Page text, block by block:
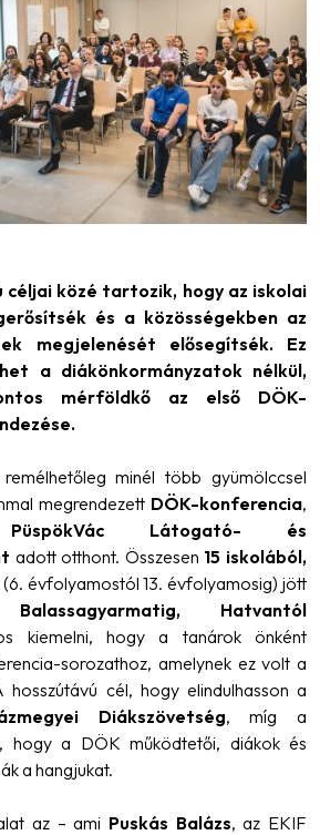
céljai közé tartozik, hogy az iskolai
és a közösségekben az
megjelenését elősegítsék. Ez
a diákönkormányzatok nélkül,
mérföldkő az első DÖK-
minél több gyümölccsel
megrendezett DÖK-konferencia,
PüspökVác Látogató- és
adott otthont. Összesen 15 iskolából,
(6. évfolyamostól 13. évfolyamosig) jött
Hatvantól
kiemelni, hogy a tanárok önként
sorozathoz, amelynek ez volt a
hosszútávú cél, hogy elindulhasson a
Diákszövetség, míg a
hogy a DÖK működtetői, diákok és
a hangjukat.
az – ami Puskás Balázs, az EKIF